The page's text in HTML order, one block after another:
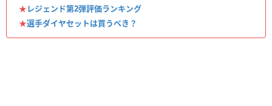
★レジェンド第2弾評価ランキング
★選手ダイヤセットは買うべき？